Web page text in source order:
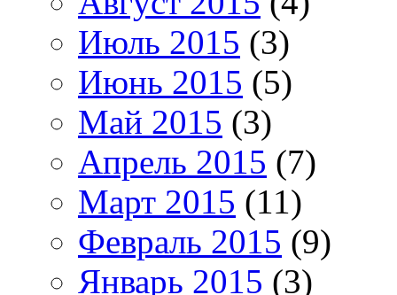
Июль 2015 (3)
Июнь 2015 (5)
Май 2015 (3)
Апрель 2015 (7)
Март 2015 (11)
Февраль 2015 (9)
Январь 2015 (3)